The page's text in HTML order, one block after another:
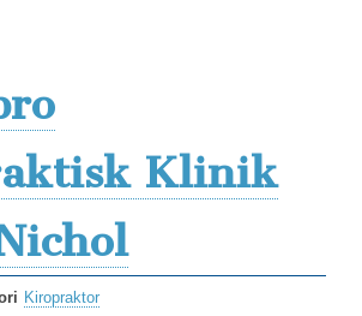
Klinik
Kiropraktor